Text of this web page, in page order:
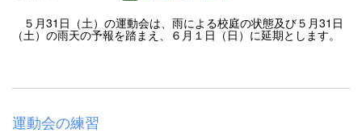
５月31日（土）の運動会は、雨による校庭の状態及び５月31日
（土）の雨天の予報を踏まえ、６月１日（日）に延期とします。
運動会の練習